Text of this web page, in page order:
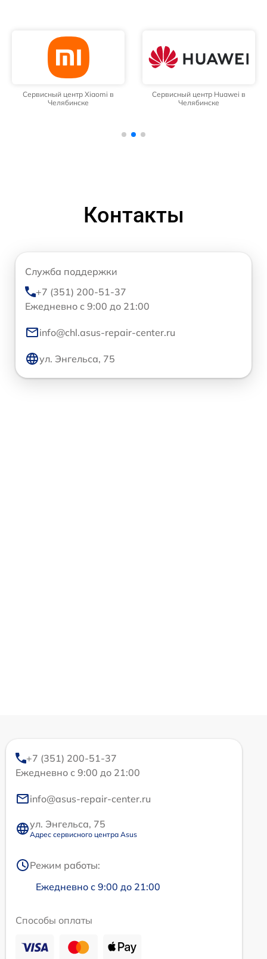
Сервисный центр Xiaomi в
Челябинске
Сервисный центр Huawei в
Челябинске
Контакты
Служба поддержки
+7 (351) 200-51-37
Ежедневно с 9:00 до 21:00
info@chl.asus-repair-center.ru
ул. Энгельса, 75
+7 (351) 200-51-37
Ежедневно с 9:00 до 21:00
info@asus-repair-center.ru
ул. Энгельса, 75
Адрес сервисного центра Asus
Режим работы:
Ежедневно с 9:00 до 21:00
Способы оплаты